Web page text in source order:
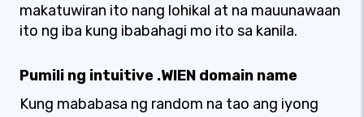
makatuwiran ito nang lohikal at na mauunawaan
ito ng iba kung ibabahagi mo ito sa kanila.
Pumili ng intuitive .WIEN domain name
Kung mababasa ng random na tao ang iyong